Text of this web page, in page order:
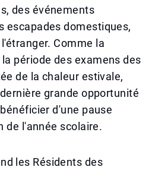
des événements
escapades domestiques,
Comme la
période des examens des
de la chaleur estivale,
grande opportunité
d'une pause
de l'année scolaire.
les Résidents des